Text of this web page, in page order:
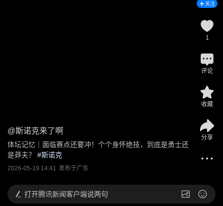
@斯诺克来了啊
体坛记忆｜面临赛点还要冲！个个身怀绝技，到底是勇士还
是莽夫？
#斯诺克
2026-05-19 14:41 发布于广东
关注
1
评论
收藏
分享
打开腾讯新闻客户端说两句